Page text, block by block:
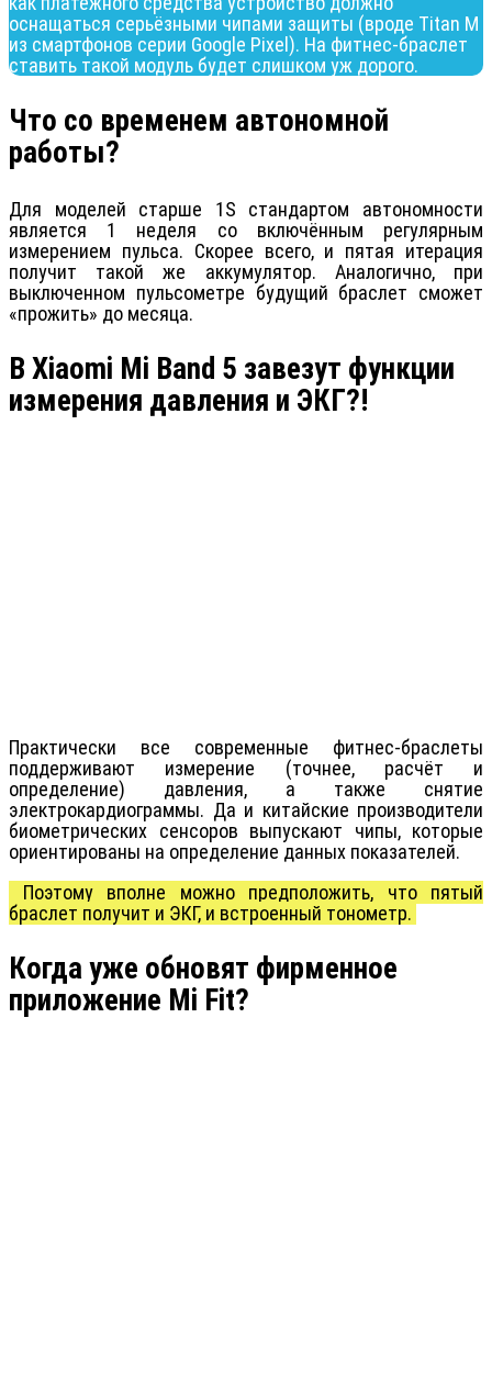
оснащаться серьёзными чипами защиты (вроде Titan M
из смартфонов серии Google Pixel). На фитнес-браслет
ставить такой модуль будет слишком уж дорого.
Что со временем автономной
работы?
Для моделей старше 1S стандартом автономности
является 1 неделя со включённым регулярным
измерением пульса. Скорее всего, и пятая итерация
получит такой же аккумулятор. Аналогично, при
выключенном пульсометре будущий браслет сможет
«прожить» до месяца.
В Xiaomi Mi Band 5 завезут функции
измерения давления и ЭКГ?!
Практически все современные фитнес-браслеты
поддерживают измерение (точнее, расчёт и
определение) давления, а также снятие
электрокардиограммы. Да и китайские производители
биометрических сенсоров выпускают чипы, которые
ориентированы на определение данных показателей.
Поэтому вполне можно предположить, что пятый
браслет получит и ЭКГ, и встроенный тонометр.
Когда уже обновят фирменное
приложение Mi Fit?